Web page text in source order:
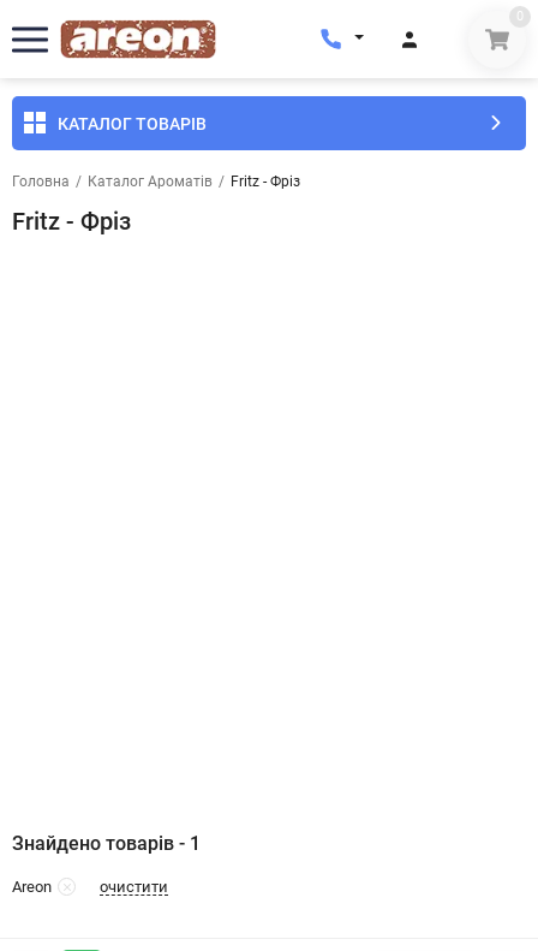
0
КАТАЛОГ ТОВАРІВ
Головна / Каталог Ароматів / Fritz - Фріз
Fritz - Фріз
Знайдено товарів - 1
Areon очистити